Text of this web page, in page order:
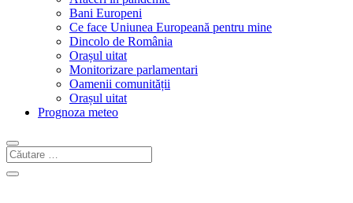
Bani Europeni
Ce face Uniunea Europeană pentru mine
Dincolo de România
Orașul uitat
Monitorizare parlamentari
Oamenii comunității
Orașul uitat
Prognoza meteo